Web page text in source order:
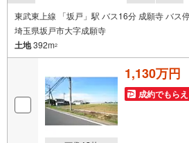
東武東上線 「坂戸」駅 バス16分 成願寺 バス
埼玉県坂戸市大字成願寺
土地392m2
1,130万円
成約でもら